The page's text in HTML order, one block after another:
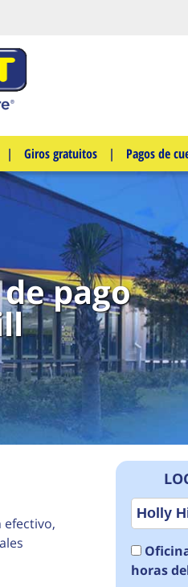
| Giros gratuitos | Pagos de
pago
efectivo,
horas